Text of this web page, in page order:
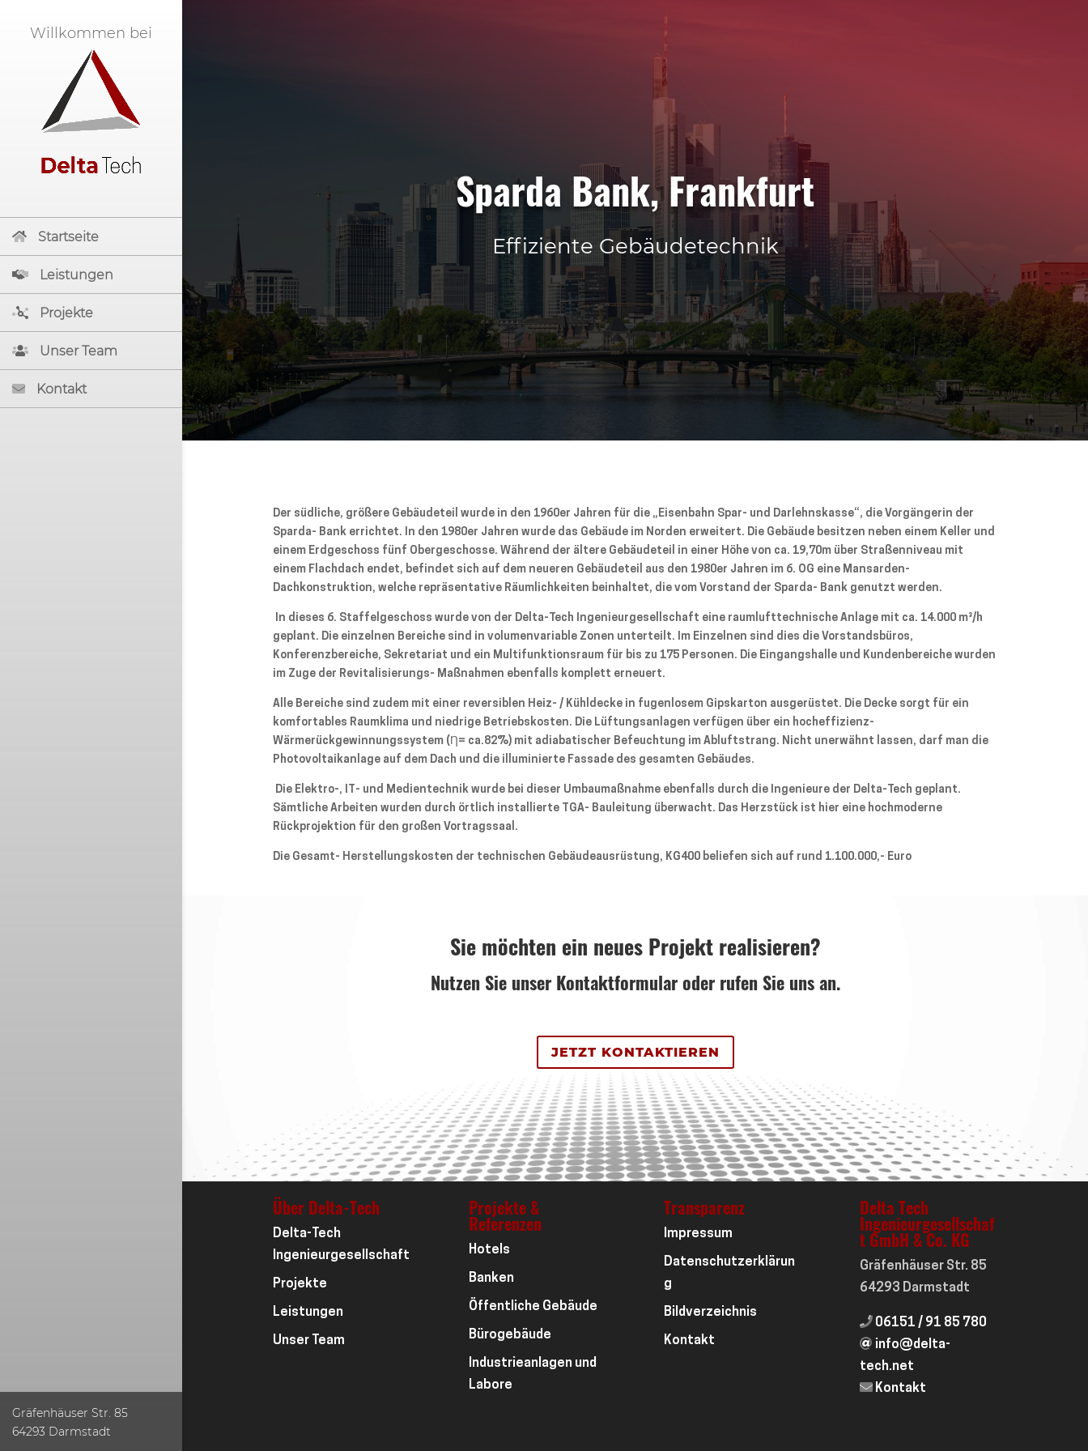
Willkommen bei
Startseite
Leistungen
Projekte
Unser Team
Kontakt
Gräfenhäuser Str. 85
64293 Darmstadt
Sparda Bank, Frankfurt
Effiziente Gebäudetechnik
Der südliche, größere Gebäudeteil wurde in den 1960er Jahren für die „Eisenbahn Spar- und Darlehnskasse“, die Vorgängerin der
Sparda- Bank errichtet. In den 1980er Jahren wurde das Gebäude im Norden erweitert. Die Gebäude besitzen neben einem Keller und
einem Erdgeschoss fünf Obergeschosse. Während der ältere Gebäudeteil in einer Höhe von ca. 19,70m über Straßenniveau mit
einem Flachdach endet, befindet sich auf dem neueren Gebäudeteil aus den 1980er Jahren im 6. OG eine Mansarden-
Dachkonstruktion, welche repräsentative Räumlichkeiten beinhaltet, die vom Vorstand der Sparda- Bank genutzt werden.
In dieses 6. Staffelgeschoss wurde von der Delta-Tech Ingenieurgesellschaft eine raumlufttechnische Anlage mit ca. 14.000 m³/h
geplant. Die einzelnen Bereiche sind in volumenvariable Zonen unterteilt. Im Einzelnen sind dies die Vorstandsbüros,
Konferenzbereiche, Sekretariat und ein Multifunktionsraum für bis zu 175 Personen. Die Eingangshalle und Kundenbereiche wurden
im Zuge der Revitalisierungs- Maßnahmen ebenfalls komplett erneuert.
Alle Bereiche sind zudem mit einer reversiblen Heiz- / Kühldecke in fugenlosem Gipskarton ausgerüstet. Die Decke sorgt für ein
komfortables Raumklima und niedrige Betriebskosten. Die Lüftungsanlagen verfügen über ein hocheffizienz-
Wärmerückgewinnungssystem (Ƞ= ca.82%) mit adiabatischer Befeuchtung im Abluftstrang. Nicht unerwähnt lassen, darf man die
Photovoltaikanlage auf dem Dach und die illuminierte Fassade des gesamten Gebäudes.
Die Elektro-, IT- und Medientechnik wurde bei dieser Umbaumaßnahme ebenfalls durch die Ingenieure der Delta-Tech geplant.
Sämtliche Arbeiten wurden durch örtlich installierte TGA- Bauleitung überwacht. Das Herzstück ist hier eine hochmoderne
Rückprojektion für den großen Vortragssaal.
Die Gesamt- Herstellungskosten der technischen Gebäudeausrüstung, KG400 beliefen sich auf rund 1.100.000,- Euro
Sie möchten ein neues Projekt realisieren?
Nutzen Sie unser Kontaktformular oder rufen Sie uns an.
JETZT KONTAKTIEREN
Über Delta-Tech
Delta-Tech
Ingenieurgesellschaft
Projekte
Leistungen
Unser Team
Projekte &
Referenzen
Hotels
Banken
Öffentliche Gebäude
Bürogebäude
Industrieanlagen und
Labore
Transparenz
Impressum
Datenschutzerklärun
g
Bildverzeichnis
Kontakt
Delta Tech
Ingenieurgesellschaf
t GmbH & Co. KG
Gräfenhäuser Str. 85
64293 Darmstadt
06151 / 91 85 780
info@delta-
tech.net
Kontakt